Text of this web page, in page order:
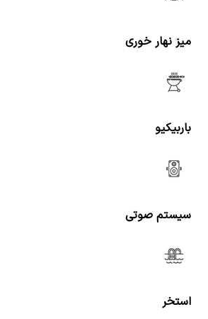
میز نهار خوری
باربیکیو
سیستم صوتی
استخر